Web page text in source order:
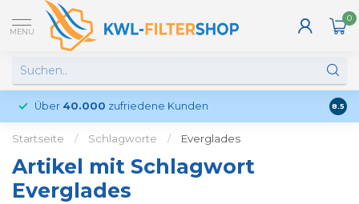
MENU
0
Über 40.000 zufriedene Kunden 8.5
Startseite / Schlagworte / Everglades
Artikel mit Schlagwort
Everglades